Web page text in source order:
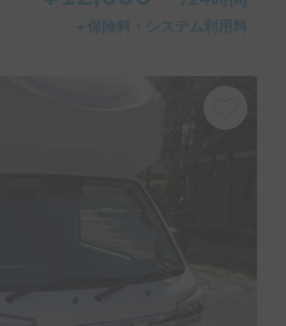
＋保険料・システム利用料